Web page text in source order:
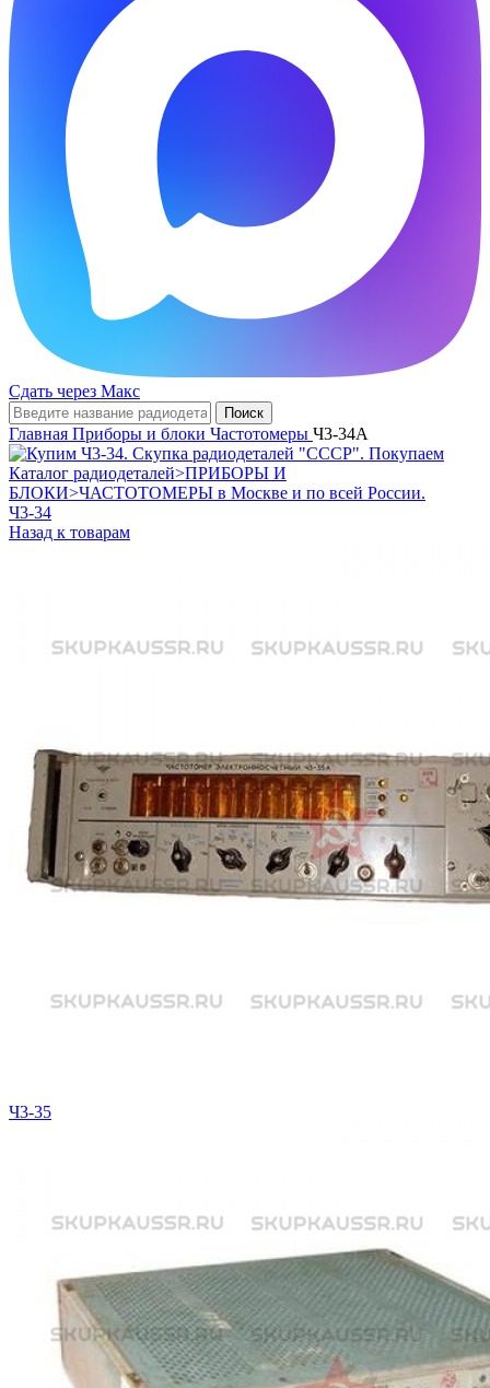
Сдать через Макс
Поиск
Главная Приборы и блоки Частотомеры Ч3-34А
Ч3-34
Назад к товарам
Ч3-35